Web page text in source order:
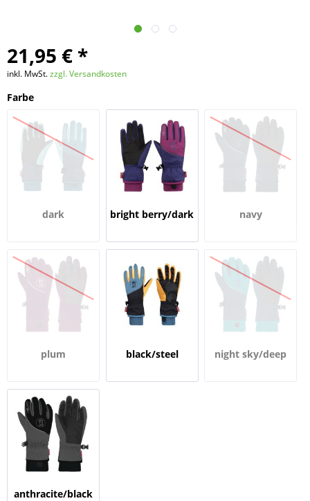
21,95 € *
inkl. MwSt.zzgl. Versandkosten
Farbe
dark
blue
bright berry/dark
purple
navy
plum black/steel
blue/mango
night sky/deep
anthracite/black